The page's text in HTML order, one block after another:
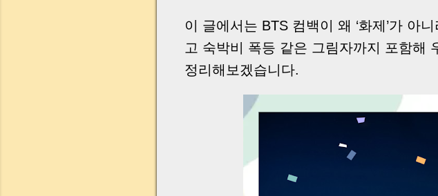
이 글에서는 BTS 컴백이 왜 ‘화제’가 아니
고 숙박비 폭등 같은 그림자까지 포함해
정리해보겠습니다.